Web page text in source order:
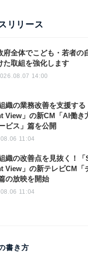
リリース
府全体でこども・若者の
た取組を強化します
14:00
織の業務改善を支援す
View」の新CM「AI働き
ビス」篇を公開
11:04
織の改善点を見抜く！「
View」の新テレビCM「
の放映を開始
11:04
書き方